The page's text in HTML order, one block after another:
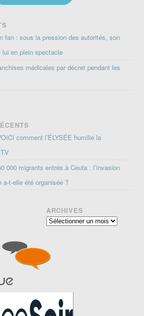
fan : sous la pression des autorités, son
lui en plein spectacle
médicales par décret pendant les
comment l’ÉLYSÉE humilie la
000 migrants entrés à Ceuta : l’invasion
a-t-elle été organisée ?
ARCHIVES
Archives